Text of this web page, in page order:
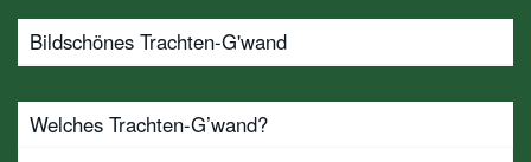
Bildschönes Trachten-G'wand
Welches Trachten-G’wand?